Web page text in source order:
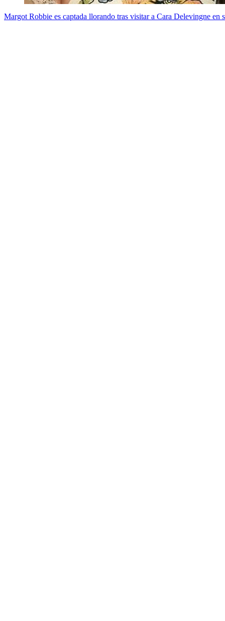
Margot Robbie es captada llorando tras visitar a Cara Delevingne en